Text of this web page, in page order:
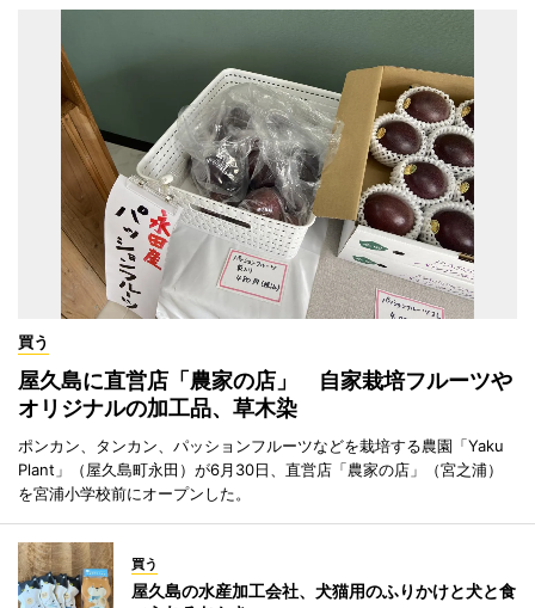
買う
屋久島に直営店「農家の店」 自家栽培フルーツや
オリジナルの加工品、草木染
ポンカン、タンカン、パッションフルーツなどを栽培する農園「Yaku
Plant」（屋久島町永田）が6月30日、直営店「農家の店」（宮之浦）
を宮浦小学校前にオープンした。
買う
屋久島の水産加工会社、犬猫用のふりかけと犬と食